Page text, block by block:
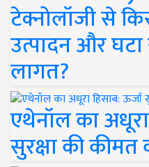
टेक्नोलॉजी से
उत्पादन और
लागत?
एथेनॉल का
सुरक्षा की